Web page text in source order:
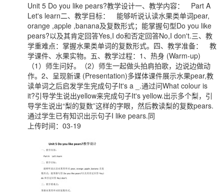
Unit 5 Do you like pears?教学设计一、教学内容： Part A
Let's learn二、教学目标： 能够听说认读水果类单词pear,
orange ,apple ,banana及复数形式；能掌握句型Do you like
pears?以及其肯定回答Yes,I do和否定回答No,I don't.三、教
学重难点：掌握水果类单词的复数形式。四、教学准备： 教
学课件、水果实物。五、教学过程：1、热身 (Warm-up)
（1）师生问好。（2）师生一起做头拍肩拍歌，边说边做动
作。2、呈现新课 (Presentation)多媒体课件展示水果pear,教
读单词之后启发学生完成句子It's a _.通过问What colour is
it?引导学生说出yellow来完成句子It's yellow.出示多个梨，引
导学生说出“梨的复数”这样的字眼，然后教读梨的复数pears.
通过学生已有知识出示句子I like pears.同
上传时间：03-19